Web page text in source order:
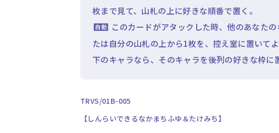
枚まで見て、山札の上に好きな順番で置く。
このカードがアタックした時、他のあなた
たは自分の山札の上から1枚を、控え室に置いて
下のキャラなら、そのキャラを後列の好きな枠に
TRVS/01B-005
【しんらいできるなかまちふゆ＆たけみち】